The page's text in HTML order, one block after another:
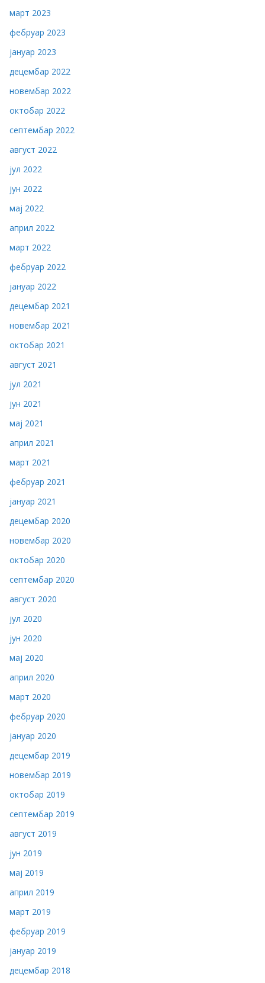
март 2023
фебруар 2023
јануар 2023
децембар 2022
новембар 2022
октобар 2022
септембар 2022
август 2022
јул 2022
јун 2022
мај 2022
април 2022
март 2022
фебруар 2022
јануар 2022
децембар 2021
новембар 2021
октобар 2021
август 2021
јул 2021
јун 2021
мај 2021
април 2021
март 2021
фебруар 2021
јануар 2021
децембар 2020
новембар 2020
октобар 2020
септембар 2020
август 2020
јул 2020
јун 2020
мај 2020
април 2020
март 2020
фебруар 2020
јануар 2020
децембар 2019
новембар 2019
октобар 2019
септембар 2019
август 2019
јун 2019
мај 2019
април 2019
март 2019
фебруар 2019
јануар 2019
децембар 2018